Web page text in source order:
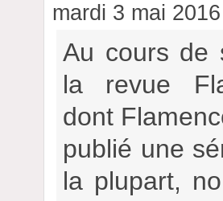
mardi 3 mai
Au cours de
la revue
dont
publié une
la plupart,